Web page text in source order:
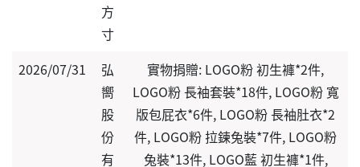
方
寸
2026/07/31
弘
嚮
股
份
有
實物捐贈: LOGO粉 初生褲*2件,
LOGO粉 長袖套裝*18件, LOGO粉 寬
版包屁衣*6件, LOGO粉 長袖肚衣*2
件, LOGO粉 拉鍊兔裝*7件, LOGO粉
兔裝*13件, LOGO藍 初生褲*1件,